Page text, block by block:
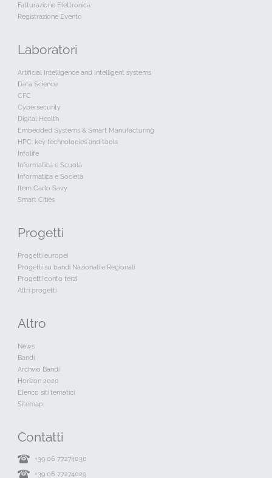
Fatturazione Elettronica
Registrazione Evento
Laboratori
Artificial Intelligence and Intelligent systems
Data Science
CFC
Cybersecurity
Digital Health
Embedded Systems & Smart Manufacturing
HPC: key technologies and tools
Infolife
Informatica e Scuola
Informatica e Società
Item Carlo Savy
Smart Cities
Progetti
Progetti europei
Progetti su bandi Nazionali e Regionali
Progetti conto terzi
Altri progetti
Altro
News
Bandi
Archvio Bandi
Horizon 2020
Elenco siti tematici
Sitemap
Contatti
+39 06 77274030
+39 06 77274029